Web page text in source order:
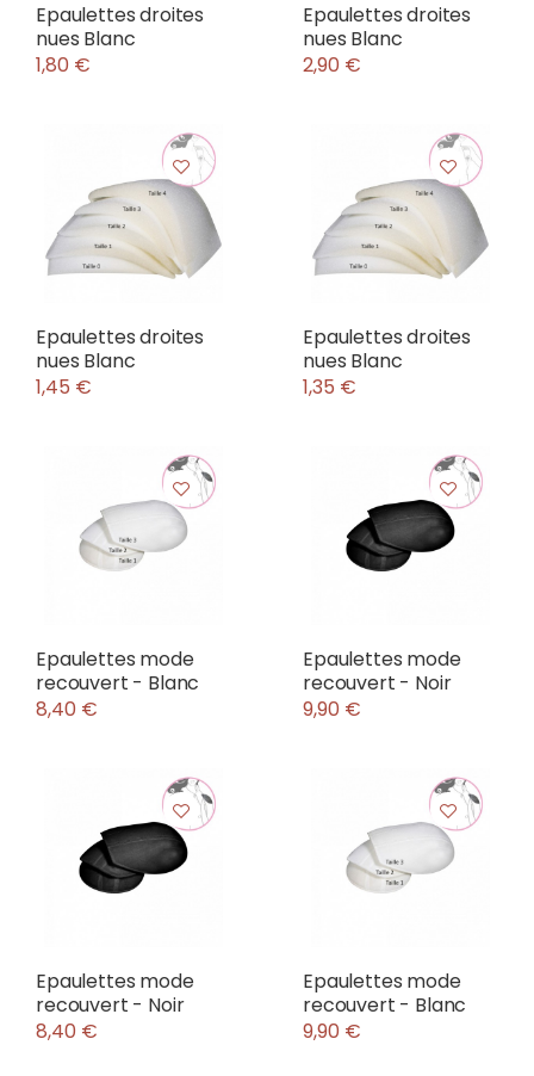
Epaulettes droites
nues Blanc
1,80 €
Epaulettes droites
nues Blanc
2,90 €
Epaulettes droites
nues Blanc
1,45 €
Epaulettes droites
nues Blanc
1,35 €
Epaulettes mode
recouvert - Blanc
8,40 €
Epaulettes mode
recouvert - Noir
9,90 €
Epaulettes mode
recouvert - Noir
8,40 €
Epaulettes mode
recouvert - Blanc
9,90 €